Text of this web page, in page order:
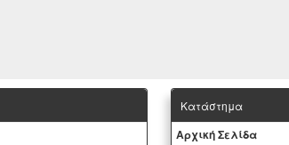
Κατάστημα
Aρχική Σελίδα